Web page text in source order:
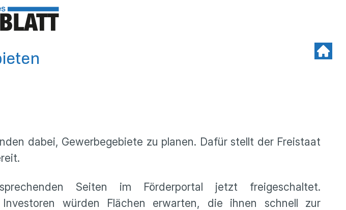
dabei, Gewerbegebiete zu planen. Dafür stellt der Freistaat
Seiten im Förderportal jetzt freigeschaltet.
würden Flächen erwarten, die ihnen schnell zur